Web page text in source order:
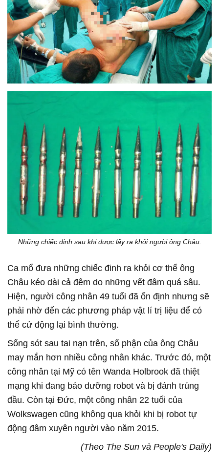
Những chiếc đinh sau khi được lấy ra khỏi người ông Châu.
Ca mổ đưa những chiếc đinh ra khỏi cơ thể ông
Châu kéo dài cả đêm do những vết đâm quá sâu.
Hiện, người công nhân 49 tuổi đã ổn định nhưng sẽ
phải nhờ đến các phương pháp vật lí trị liệu để có
thể cử động lại bình thường.
Sống sót sau tai nạn trên, số phận của ông Châu
may mắn hơn nhiều công nhân khác. Trước đó, một
công nhân tại Mỹ có tên Wanda Holbrook đã thiệt
mạng khi đang bảo dưỡng robot và bị đánh trúng
đầu. Còn tại Đức, một công nhân 22 tuổi của
Wolkswagen cũng không qua khỏi khi bị robot tự
động đâm xuyên người vào năm 2015.
(Theo The Sun và People's Daily)